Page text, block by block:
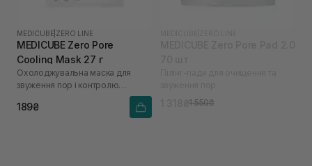
MEDICUBE ZERO LINE
MEDICUBE Zero Pore
Cooling Mask 27 г
Охолоджувальна маска для
звуження пор і контролю
189₴ 1 318₴1 550₴